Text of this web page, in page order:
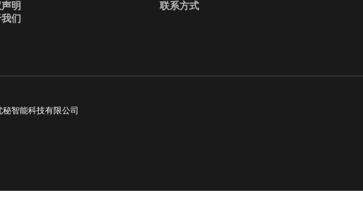
明
们
联系方式
智能科技有限公司